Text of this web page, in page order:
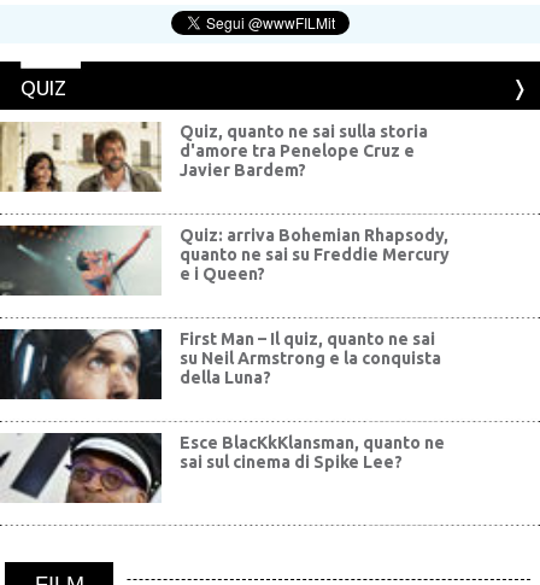
QUIZ
Quiz, quanto ne sai sulla storia
d'amore tra Penelope Cruz e
Javier Bardem?
Quiz: arriva Bohemian Rhapsody,
quanto ne sai su Freddie Mercury
e i Queen?
First Man – Il quiz, quanto ne sai
su Neil Armstrong e la conquista
della Luna?
Esce BlacKkKlansman, quanto ne
sai sul cinema di Spike Lee?